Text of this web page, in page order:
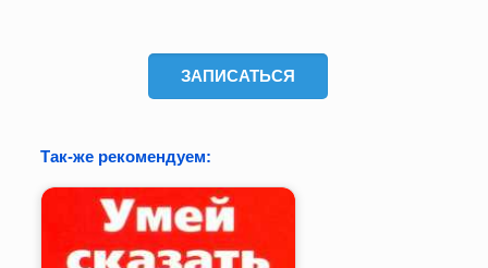
ЗАПИСАТЬСЯ
Так-же рекомендуем: